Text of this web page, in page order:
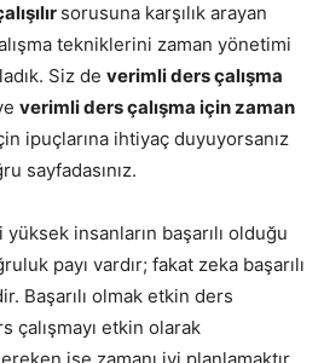
sorusuna karşılık arayan
tekniklerini zaman yönetimi
Siz de verimli ders çalışma
verimli ders çalışma için zaman
ipuçlarına ihtiyaç duyuyorsanız
sayfadasınız.
yüksek insanların başarılı olduğu
payı vardır; fakat zeka başarılı
Başarılı olmak etkin ders
çalışmayı etkin olarak